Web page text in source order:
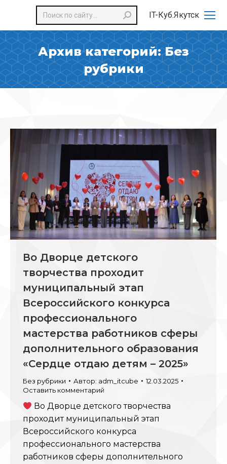
IT-Куб.Якутск
Поиск:
Архив категорий:Без
рубрики
Во Дворце детского
творчества проходит
муниципальный этап
Всероссийского конкурса
профессионального
мастерства работников сферы
дополнительного образования
«Сердце отдаю детям – 2025»
Без рубрики Автор: adm_itcube
12.03.2025
Оставить комментарий
Во Дворце детского творчества
проходит муниципальный этап
Всероссийского конкурса
профессионального мастерства
работников сферы дополнительного